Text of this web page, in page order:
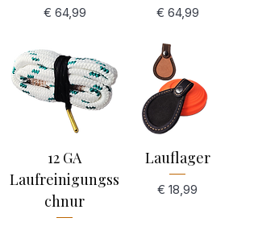
Preis
€ 64,99 Preis
€ 64,99
12 GA
Laufreinigungss
chnur
Lauflager
Preis
€ 18,99